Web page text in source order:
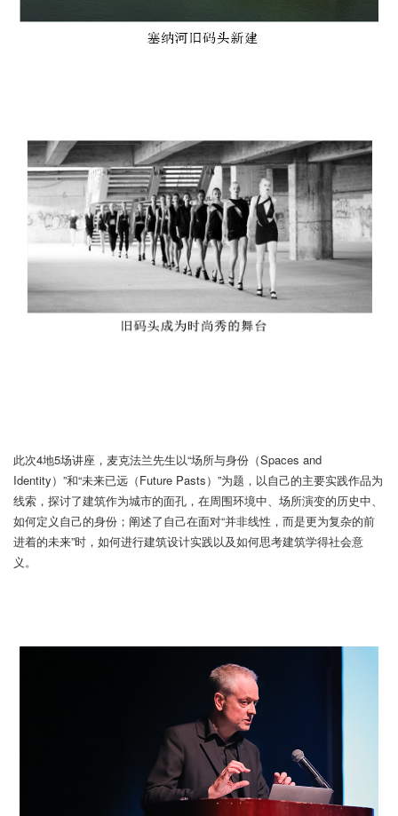
此次4地5场讲座，麦克法兰先生以“场所与身份（Spaces and
Identity）”和“未来已远（Future Pasts）”为题，以自己的主要实践作品为
线索，探讨了建筑作为城市的面孔，在周围环境中、场所演变的历史中、
如何定义自己的身份；阐述了自己在面对“并非线性，而是更为复杂的前
进着的未来”时，如何进行建筑设计实践以及如何思考建筑学得社会意
义。